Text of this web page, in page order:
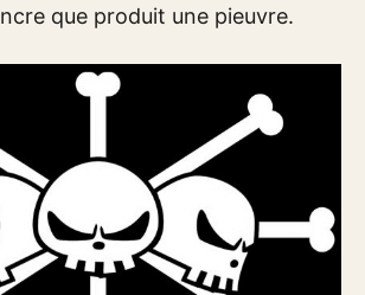
que produit une pieuvre.